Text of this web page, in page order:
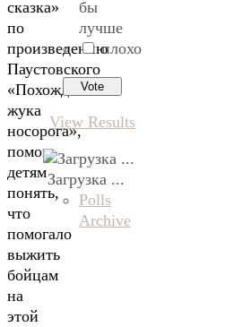
сказка»
по
произведению
Паустовского
«Похождения
жука
носорога»,
помог
детям
понять,
что
помогало
выжить
бойцам
на
этой
бы
лучше
плохо
View Results
Загрузка ...
Polls
Archive